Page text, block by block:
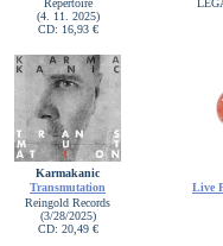
Repertoire
(4. 11. 2025)
CD: 16,93 €
Karmakanic
Transmutation
Reingold Records
(3/28/2025)
CD: 20,49 €
Live